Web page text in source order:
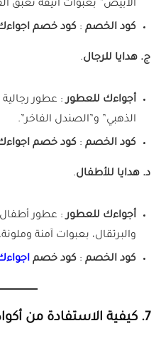
الأبيض” بعبوات أنيقة تُعبّق
كود الخصم : كود خصم
ج. هدايا للرجال.
أجواءك للعطور: عطور رجالية
الذهبي” و”الصندل الفاخر”.
كود الخصم : كود خصم
د. هدايا للأطفال.
أجواءك للعطور: عطور أطفال
والبرتقال، بعبوات آمنة وملونة.
كود الخصم : كود خصم
7. كيفية الاستفادة من